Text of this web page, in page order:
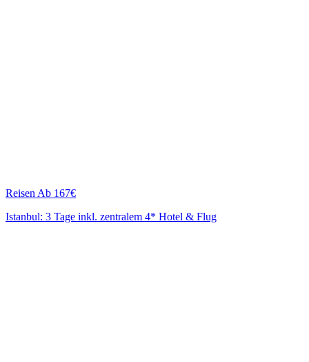
Reisen Ab 167€
Istanbul: 3 Tage inkl. zentralem 4* Hotel & Flug